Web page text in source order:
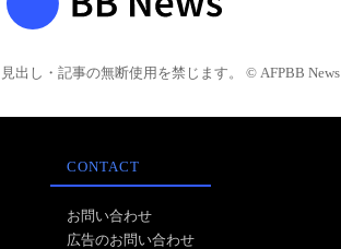
出し・記事の無断使用を禁じます。 © AFPBB News
CONTACT
お問い合わせ
広告のお問い合わせ